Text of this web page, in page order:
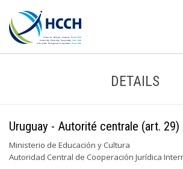
DETAILS
Uruguay - Autorité centrale (art. 29)
Ministerio de Educación y Cultura
Autoridad Central de Cooperación Jurídica